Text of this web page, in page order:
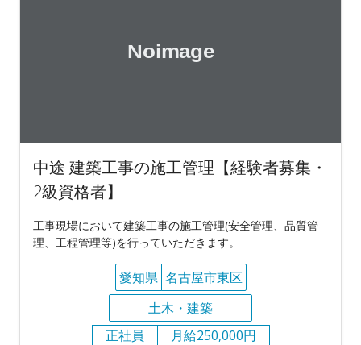
中途 建築工事の施工管理【経験者募集・
2級資格者】
工事現場において建築工事の施工管理(安全管理、品質管
理、工程管理等)を行っていただきます。
愛知県 名古屋市東区
土木・建築
正社員
月給250,000円